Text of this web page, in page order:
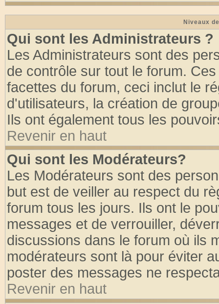
Niveaux
Qui sont les Administrateurs ?
Les Administrateurs sont des
de contrôle sur tout le forum.
facettes du forum, ceci inclut le
d'utilisateurs, la création de
Ils ont également tous les
Revenir en haut
Qui sont les Modérateurs?
Les Modérateurs sont des
but est de veiller au respect du
forum tous les jours. Ils ont le
messages et de verrouiller,
discussions dans le forum où ils
modérateurs sont là pour éviter
poster des messages ne
Revenir en haut